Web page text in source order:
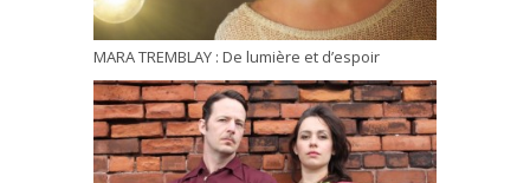
MARA TREMBLAY : De lumière et d’espoir